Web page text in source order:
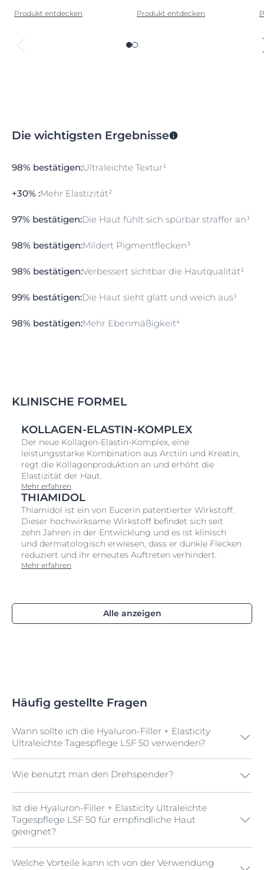
Produkt entdecken Produkt entdecken
Die wichtigsten Ergebnisse
98% bestätigen:Ultraleichte Textur¹
+30% :Mehr Elastizität²
97% bestätigen:Die Haut fühlt sich spürbar straffer an¹
98% bestätigen:Mildert Pigmentflecken³
98% bestätigen:Verbessert sichtbar die Hautqualität¹
99% bestätigen:Die Haut sieht glatt und weich aus¹
98% bestätigen:Mehr Ebenmäßigkeit⁴
KLINISCHE FORMEL
KOLLAGEN-ELASTIN-KOMPLEX
Der neue Kollagen-Elastin-Komplex, eine
leistungsstarke Kombination aus Arctiin und Kreatin,
regt die Kollagenproduktion an und erhöht die
Elastizität der Haut.
Mehr erfahren
THIAMIDOL
Thiamidol ist ein von Eucerin patentierter Wirkstoff.
Dieser hochwirksame Wirkstoff befindet sich seit
zehn Jahren in der Entwicklung und es ist klinisch
und dermatologisch erwiesen, dass er dunkle Flecken
reduziert und ihr erneutes Auftreten verhindert.
Mehr erfahren
Alle anzeigen
Häufig gestellte Fragen
Wann sollte ich die Hyaluron-Filler + Elasticity
Ultraleichte Tagespflege LSF 50 verwenden?
Die Eucerin Hyaluron-Filler + Elasticity Ultraleichte
ultraleichten Textur eignet sie sich hervorragend als
Make-up-Grundlage und verleiht sofort einen frischen
Teint. Die Formel ist nicht klebrig und nicht fettend.
Der LSF 50 schützt die Haut vor UVA- und UVB-
Strahlung und beugt lichtbedingter vorzeitige
Wie benutzt man den Drehspender?
Der Drehspender ist ein Mechanismus, der das
Auftragen von leichten Texturen erleichtert. Drehe
nach rechts, um den Drehspender zu öffnen. Drücke 1
bis 2 Mal, um das Produkt zu entnehmen.
Ist die Hyaluron-Filler + Elasticity Ultraleichte
Tagespflege LSF 50 für empfindliche Haut
geeignet?
Ja, die Hyaluron-Filler + Elasticity Ultraleichte
Welche Vorteile kann ich von der Verwendung